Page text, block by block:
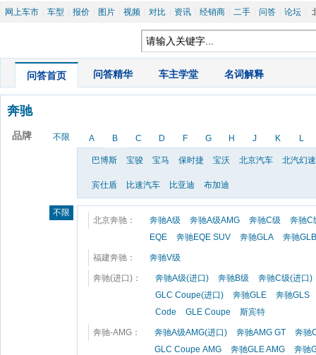
网上车市 车型 报价 图片 视频 对比 资讯 经销商 二手 问答 论坛
问答首页 问答精华 车主学堂 名词解释
奔驰
品牌 不限 A B C D F G H J K L
巴博斯 宝骏 宝马 保时捷 宝沃 北京汽车 北汽幻速
宾仕盾 比速汽车 比亚迪 布加迪
不限
北京奔驰： 奔驰A级 奔驰A级AMG 奔驰C级
奔驰C
EQE
奔驰EQE SUV 奔驰GLA 奔驰GLB
福建奔驰： 奔驰V级
奔驰(进口)： 奔驰A级(进口) 奔驰B级
奔驰C级(进口)
GLC Coupe(进口)
奔驰GLE
奔驰GLS
Code
GLE Coupe 斯宾特
奔驰-AMG： 奔驰A级AMG(进口) 奔驰AMG GT
奔驰
GLC Coupe AMG
奔驰GLE AMG 奔驰